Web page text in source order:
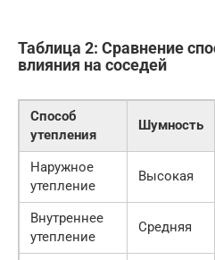
Таблица 2: Сравнение
влияния на соседей
Способ
утепления
Шумность
Наружное
утепление
Высокая
Внутреннее
утепление
Средняя